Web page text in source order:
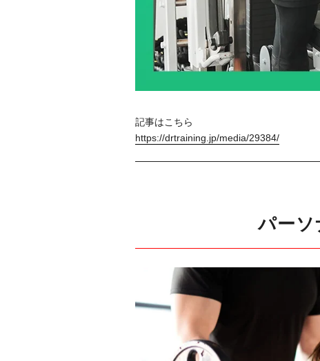
記事はこちら
https://drtraining.jp/media/29384/
パー